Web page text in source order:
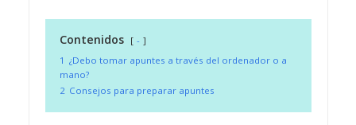
Contenidos
-
1 ¿Debo tomar apuntes a través del ordenador o a
mano?
2 Consejos para preparar apuntes